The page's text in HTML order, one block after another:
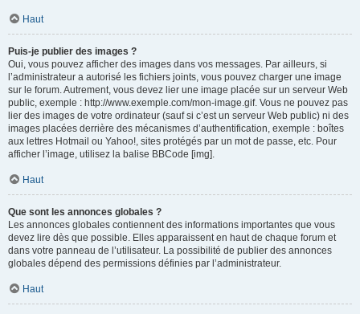
Haut
Puis-je publier des images ?
Oui, vous pouvez afficher des images dans vos messages. Par ailleurs, si
l’administrateur a autorisé les fichiers joints, vous pouvez charger une image
sur le forum. Autrement, vous devez lier une image placée sur un serveur Web
public, exemple : http://www.exemple.com/mon-image.gif. Vous ne pouvez pas
lier des images de votre ordinateur (sauf si c’est un serveur Web public) ni des
images placées derrière des mécanismes d’authentification, exemple : boîtes
aux lettres Hotmail ou Yahoo!, sites protégés par un mot de passe, etc. Pour
afficher l’image, utilisez la balise BBCode [img].
Haut
Que sont les annonces globales ?
Les annonces globales contiennent des informations importantes que vous
devez lire dès que possible. Elles apparaissent en haut de chaque forum et
dans votre panneau de l’utilisateur. La possibilité de publier des annonces
globales dépend des permissions définies par l’administrateur.
Haut